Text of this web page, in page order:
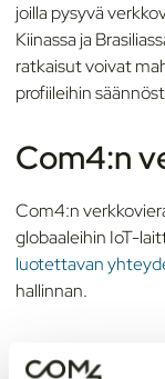
joilla pysyvä
Kiinassa ja
ratkaisut voivat
profiileihin
Com4:n
Com4:n
globaaleihin IoT-
luotettavan
hallinnan.
GSMA ja